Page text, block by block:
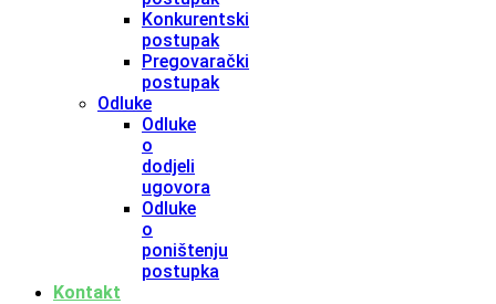
Konkurentski
postupak
Pregovarački
postupak
Odluke
Odluke
o
dodjeli
ugovora
Odluke
o
poništenju
postupka
Kontakt